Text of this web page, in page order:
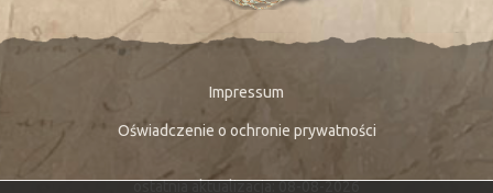
Impressum
Oświadczenie o ochronie prywatności
ostatnia aktualizacja: 08-08-2026